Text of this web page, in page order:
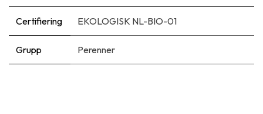
Certifiering EKOLOGISK NL-BIO-01
Grupp Perenner